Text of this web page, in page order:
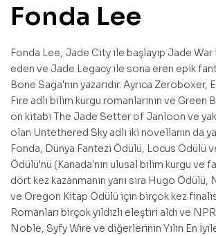
Fonda Lee
Fonda Lee, Jade City ile başlayıp Jade
eden ve Jade Legacy ile sona eren epik
Bone Saga'nın yazarıdır. Ayrıca Zeroboxer,
Fire adlı bilim kurgu romanlarının ve Green
ön kitabı The Jade Setter of Janloon ve
olan Untethered Sky adlı iki novellanın da
Fonda, Dünya Fantezi Ödülü, Locus Ödülü
Ödülü'nü (Kanada'nın ulusal bilim kurgu ve
dört kez kazanmanın yanı sıra Hugo Ödülü,
ve Oregon Kitap Ödülü için birçok kez
Romanları birçok yıldızlı eleştiri aldı ve
Noble, Syfy Wire ve diğerlerinin Yılın En